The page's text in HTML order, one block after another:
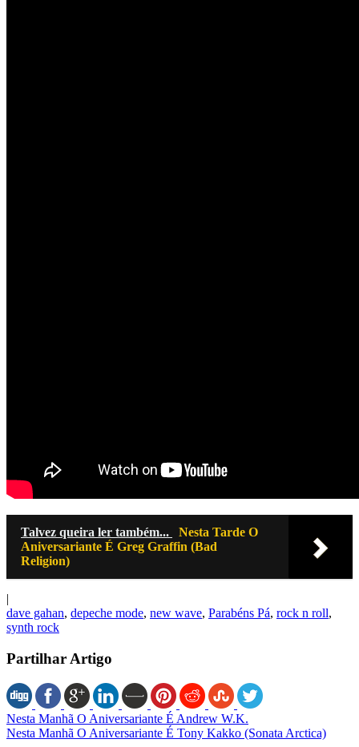
Talvez queira ler também...
Nesta Tarde O
Aniversariante É Greg Graffin (Bad
Religion)
|
dave gahan, depeche mode, new wave, Parabéns Pá, rock n roll,
synth rock
Partilhar Artigo
Nesta Manhã O Aniversariante É Andrew W.K.
Nesta Manhã O Aniversariante É Tony Kakko (Sonata Arctica)